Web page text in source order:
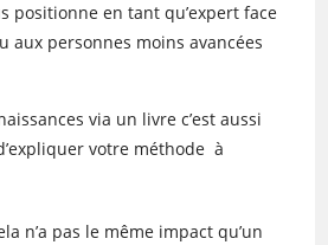
positionne en tant qu’expert face
aux personnes moins avancées
via un livre c’est aussi
votre méthode à
n’a pas le même impact qu’un